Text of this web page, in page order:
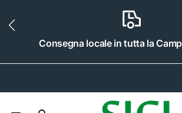
contenuti
Consegna locale in tutta la